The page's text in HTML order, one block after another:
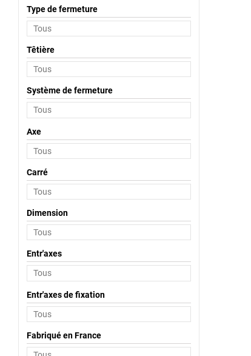
Type de fermeture
Têtière
Système de fermeture
Axe
Carré
Dimension
Entr'axes
Entr'axes de fixation
Fabriqué en France